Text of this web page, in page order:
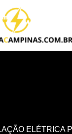
ELÉTRICA